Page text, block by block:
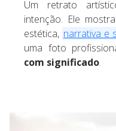
Um retrato
intenção. Ele
estética, narrativa e
uma foto
com significado.